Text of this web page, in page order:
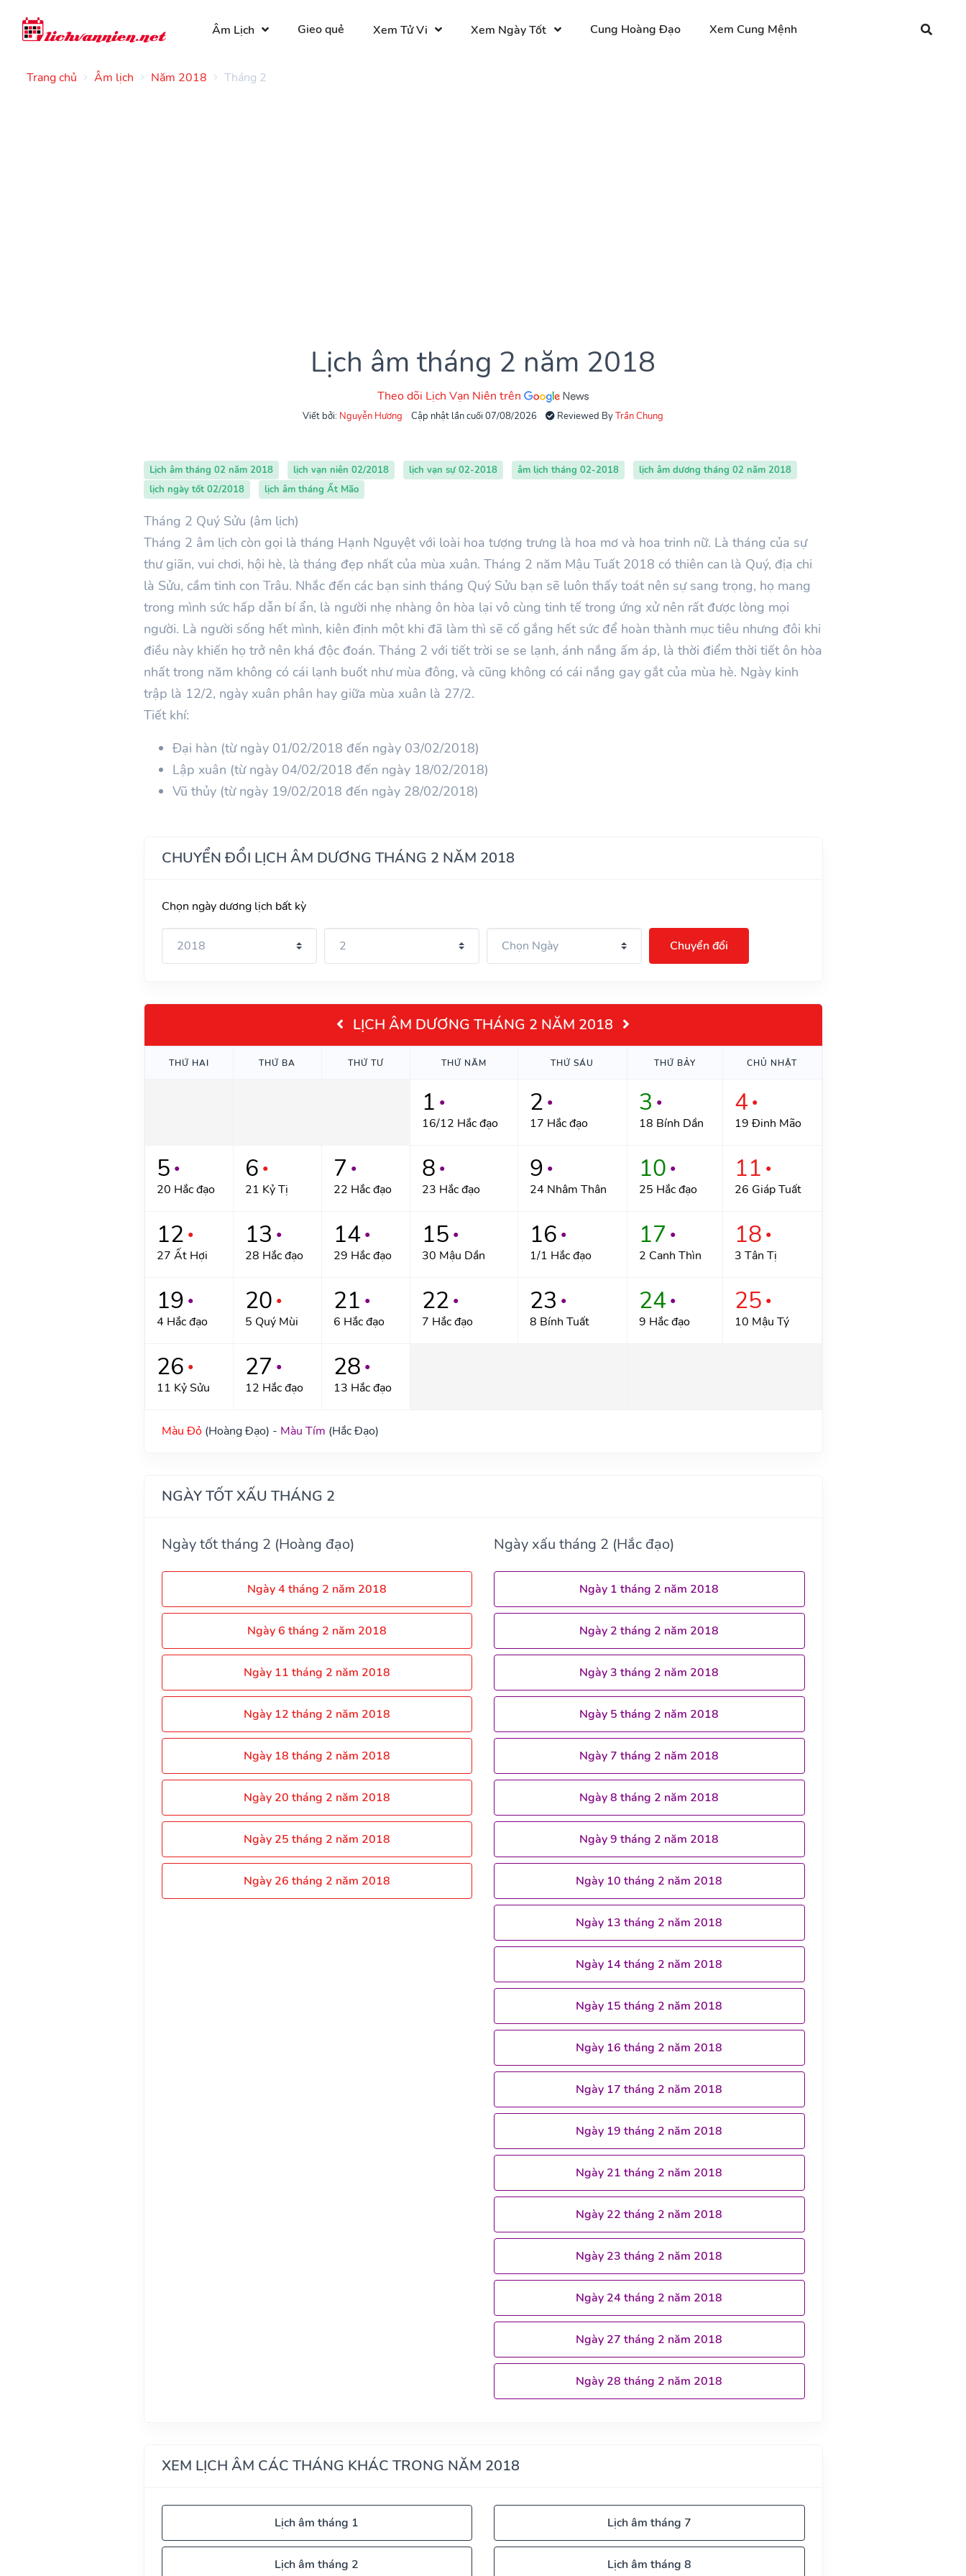
Âm Lịch Gieo quẻ Xem Tử Vi Xem Ngày Tốt Cung Hoàng Đạo Xem Cung Mệnh
Trang chủ Âm lịch Năm 2018 Tháng 2
Lịch âm tháng 2 năm 2018
Theo dõi Lịch Vạn Niên trên
Viết bởi: Nguyễn Hương Cập nhật lần cuối 07/08/2026 Reviewed ByTrần Chung
Lịch âm tháng 02 năm 2018 lịch vạn niên 02/2018 lịch vạn sự 02-2018 âm lịch tháng 02-2018
lịch âm dương tháng 02 năm 2018
lịch ngày tốt 02/2018
lịch âm tháng Ất Mão
Tháng 2 Quý Sửu (âm lịch)
Tháng 2 âm lịch còn gọi là tháng Hạnh Nguyệt với loài hoa tượng trưng là hoa mơ và hoa trinh nữ. Là tháng của sự
thư giãn, vui chơi, hội hè, là tháng đẹp nhất của mùa xuân. Tháng 2 năm Mậu Tuất 2018 có thiên can là Quý, địa chi
là Sửu, cầm tinh con Trâu. Nhắc đến các bạn sinh tháng Quý Sửu bạn sẽ luôn thấy toát nên sự sang trọng, họ mang
trong mình sức hấp dẫn bí ẩn, là người nhẹ nhàng ôn hòa lại vô cùng tinh tế trong ứng xử nên rất được lòng mọi
người. Là người sống hết mình, kiên định một khi đã làm thì sẽ cố gắng hết sức để hoàn thành mục tiêu nhưng đôi khi
điều này khiến họ trở nên khá độc đoán. Tháng 2 với tiết trời se se lạnh, ánh nắng ấm áp, là thời điểm thời tiết ôn hòa
nhất trong năm không có cái lạnh buốt như mùa đông, và cũng không có cái nắng gay gắt của mùa hè. Ngày kinh
trập là 12/2, ngày xuân phân hay giữa mùa xuân là 27/2.
Tiết khí:
Đại hàn (từ ngày 01/02/2018 đến ngày 03/02/2018)
Lập xuân (từ ngày 04/02/2018 đến ngày 18/02/2018)
Vũ thủy (từ ngày 19/02/2018 đến ngày 28/02/2018)
CHUYỂN ĐỔI LỊCH ÂM DƯƠNG THÁNG 2 NĂM 2018
Chọn ngày dương lịch bất kỳ
Chuyển đổi
LỊCH ÂM DƯƠNG THÁNG 2 NĂM 2018
THỨ HAI THỨ BA THỨ TƯ THỨ NĂM THỨ SÁU THỨ BẢY CHỦ NHẬT
1 ●
16/12 Hắc đạo
2 ●
17 Hắc đạo
3 ●
18 Bính Dần
4 ●
19 Đinh Mão
5 ●
20 Hắc đạo
6 ●
21 Kỷ Tị
7 ●
22 Hắc đạo
8 ●
23 Hắc đạo
9 ●
24 Nhâm Thân
10 ●
25 Hắc đạo
11 ●
26 Giáp Tuất
12 ●
27 Ất Hợi
13 ●
28 Hắc đạo
14 ●
29 Hắc đạo
15 ●
30 Mậu Dần
16 ●
1/1 Hắc đạo
17 ●
2 Canh Thìn
18 ●
3 Tân Tị
19 ●
4 Hắc đạo
20 ●
5 Quý Mùi
21 ●
6 Hắc đạo
22 ●
7 Hắc đạo
23 ●
8 Bính Tuất
24 ●
9 Hắc đạo
25 ●
10 Mậu Tý
26 ●
11 Kỷ Sửu
27 ●
12 Hắc đạo
28 ●
13 Hắc đạo
Màu Đỏ(Hoàng Đạo) - Màu Tím (Hắc Đạo)
NGÀY TỐT XẤU THÁNG 2
Ngày tốt tháng 2 (Hoàng đạo)
Ngày 4 tháng 2 năm 2018
Ngày 6 tháng 2 năm 2018
Ngày 11 tháng 2 năm 2018
Ngày 12 tháng 2 năm 2018
Ngày 18 tháng 2 năm 2018
Ngày 20 tháng 2 năm 2018
Ngày 25 tháng 2 năm 2018
Ngày 26 tháng 2 năm 2018
Ngày xấu tháng 2 (Hắc đạo)
Ngày 1 tháng 2 năm 2018
Ngày 2 tháng 2 năm 2018
Ngày 3 tháng 2 năm 2018
Ngày 5 tháng 2 năm 2018
Ngày 7 tháng 2 năm 2018
Ngày 8 tháng 2 năm 2018
Ngày 9 tháng 2 năm 2018
Ngày 10 tháng 2 năm 2018
Ngày 13 tháng 2 năm 2018
Ngày 14 tháng 2 năm 2018
Ngày 15 tháng 2 năm 2018
Ngày 16 tháng 2 năm 2018
Ngày 17 tháng 2 năm 2018
Ngày 19 tháng 2 năm 2018
Ngày 21 tháng 2 năm 2018
Ngày 22 tháng 2 năm 2018
Ngày 23 tháng 2 năm 2018
Ngày 24 tháng 2 năm 2018
Ngày 27 tháng 2 năm 2018
Ngày 28 tháng 2 năm 2018
XEM LỊCH ÂM CÁC THÁNG KHÁC TRONG NĂM 2018
Lịch âm tháng 1
Lịch âm tháng 2
Lịch âm tháng 7
Lịch âm tháng 8